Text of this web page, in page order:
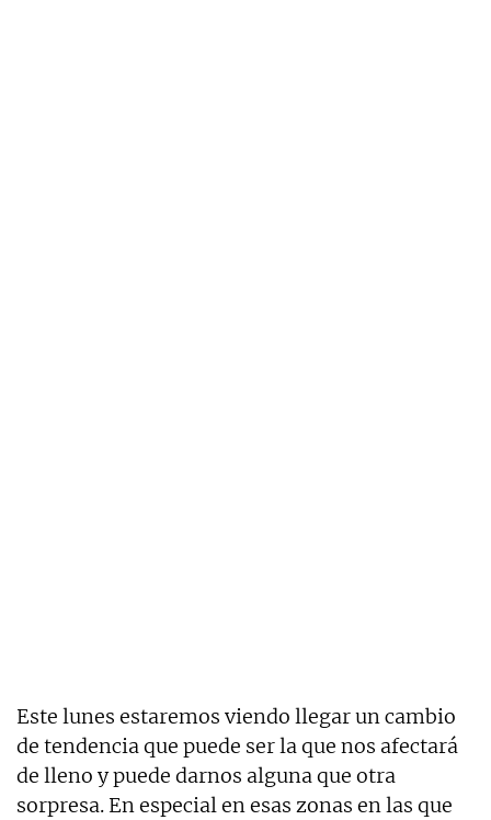
Este lunes estaremos viendo llegar un cambio
de tendencia que puede ser la que nos afectará
de lleno y puede darnos alguna que otra
sorpresa. En especial en esas zonas en las que